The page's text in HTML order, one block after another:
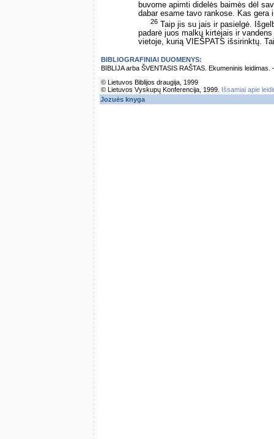
buvome apimti didelės baimės dėl
dabar esame tavo rankose. Kas
26 Taip jis su jais ir pasielgė.
padarė juos malkų kirtėjais ir
vietoje, kurią VIEŠPATS išsirinktų.
BIBLIOGRAFINIAI DUOMENYS:
BIBLIJA arba ŠVENTASIS RAŠTAS. Ekumeninis
© Lietuvos Biblijos draugija, 1999
© Lietuvos Vyskupų Konferencija, 1999.
Išsamiai apie
Jozuės knyga